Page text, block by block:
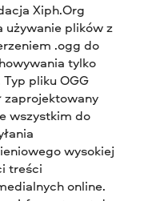
Xiph.Org
używanie plików z
.ogg do
tylko
pliku OGG
zaprojektowany
wszystkim do
wysokiej
treści
online.